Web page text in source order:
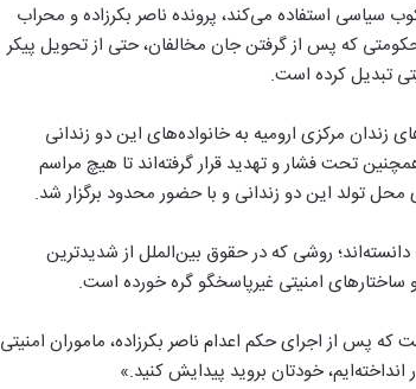
سیاسی استفاده می‌کند، پرونده ناصر بکرزاده و محراب
که پس از گرفتن جان مخالفان، حتی از تحویل پیکر
تبدیل کرده است.
مرکزی ارومیه به خانواده‌های این دو زندانی
تحت فشار و تهدید قرار گرفته‌اند تا هیچ مراسم
محل تولد این دو زندانی و با حضور محدود برگزار شد.
روشی که در حقوق بین‌الملل از شدیدترین
امنیتی غیرپاسخگو گره خورده است.
پس از اجرای حکم اعدام ناصر بکرزاده، ماموران امنیتی
انداخته‌ایم، خودتان بروید پیدایش کنید.»